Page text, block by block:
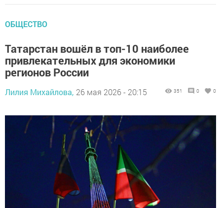
ОБЩЕСТВО
Татарстан вошёл в топ-10 наиболее
привлекательных для экономики
регионов России
Лилия Михайлова, 26 мая 2026 - 20:15 351 0 0